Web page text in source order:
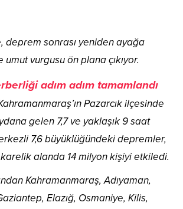
deprem sonrası yeniden ayağa
vurgusu ön plana çıkıyor.
adım adım tamamlandı
Pazarcık ilçesinde
gelen 7,7 ve yaklaşık 9 saat
7,6 büyüklüğündeki depremler,
alanda 14 milyon kişiyi etkiledi.
Kahramanmaraş, Adıyaman,
Elazığ, Osmaniye, Kilis,